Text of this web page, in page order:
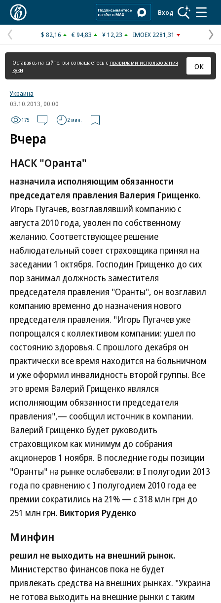
Вход
Предыдущая
страница
$ 82,16 € 94,83 ¥ 12,23 IMOEX 2281,31
Оставаясь на сайте, вы соглашаетесь с правилами использования
куки
ОК
Украина
03.10.2013, 00:00
175 2 мин.
Вчера
НАСК "Оранта"
назначила исполняющим обязанности
председателя правления Валерия Грищенко.
Игорь Пугачев, возглавлявший компанию с
августа 2010 года, уволен по собственному
желанию. Соответствующее решение
наблюдательный совет страховщика принял на
заседании 1 октября. Господин Грищенко до сих
пор занимал должность заместителя
председателя правления "Оранты", он возглавил
компанию временно до назначения нового
председателя правления. "Игорь Пугачев уже
попрощался с коллективом компании: ушел по
состоянию здоровья. С прошлого декабря он
практически все время находится на больничном
и уже оформил инвалидность второй группы. Все
это время Валерий Грищенко являлся
исполняющим обязанности председателя
правления",— сообщил источник в компании.
Валерий Грищенко будет руководить
страховщиком как минимум до собрания
акционеров 1 ноября. В последние годы позиции
"Оранты" на рынке ослабевали: в I полугодии 2013
года по сравнению с I полугодием 2010 года ее
премии сократились на 21% — с 318 млн грн до
251 млн грн. Виктория Руденко
Минфин
решил не выходить на внешний рынок.
Министерство финансов пока не будет
привлекать средства на внешних рынках. "Украина
не готова выходить на внешние рынки с таким